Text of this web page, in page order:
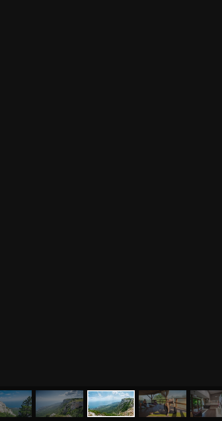
ЙОГА СЕМИНАРЫ МЕНЮ О НАС МАГАЗИН